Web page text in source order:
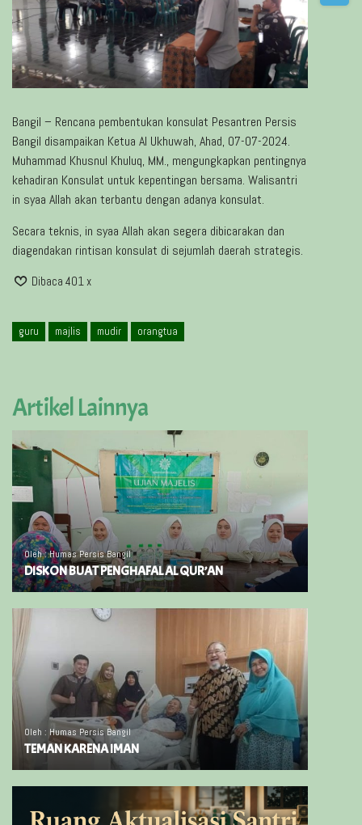
Bangil – Rencana pembentukan konsulat Pesantren Persis
Bangil disampaikan Ketua Al Ukhuwah, Ahad, 07-07-2024.
Muhammad Khusnul Khuluq, MM., mengungkapkan pentingnya
kehadiran Konsulat untuk kepentingan bersama. Walisantri
in syaa Allah akan terbantu dengan adanya konsulat.
Secara teknis, in syaa Allah akan segera dibicarakan dan
diagendakan rintisan konsulat di sejumlah daerah strategis.
Dibaca 401 x
guru majlis mudir orangtua
Artikel Lainnya
Oleh : Humas Persis Bangil
DISKON BUAT PENGHAFAL AL QUR’AN
Oleh : Humas Persis Bangil
TEMAN KARENA IMAN